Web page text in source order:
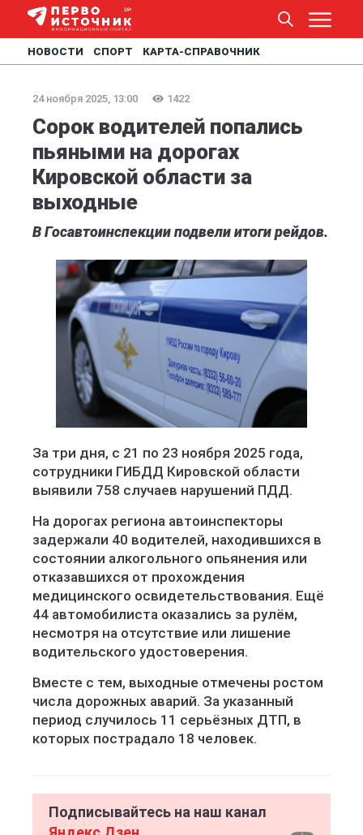
НОВОСТИ СПОРТ КАРТА-СПРАВОЧНИК
24 ноября 2025, 13:00 1422
Сорок водителей попались
пьяными на дорогах
Кировской области за
выходные
В Госавтоинспекции подвели итоги рейдов.
За три дня, с 21 по 23 ноября 2025 года,
сотрудники ГИБДД Кировской области
выявили 758 случаев нарушений ПДД.
На дорогах региона автоинспекторы
задержали 40 водителей, находившихся в
состоянии алкогольного опьянения или
отказавшихся от прохождения
медицинского освидетельствования. Ещё
44 автомобилиста оказались за рулём,
несмотря на отсутствие или лишение
водительского удостоверения.
Вместе с тем, выходные отмечены ростом
числа дорожных аварий. За указанный
период случилось 11 серьёзных ДТП, в
которых пострадало 18 человек.
Подписывайтесь на наш канал